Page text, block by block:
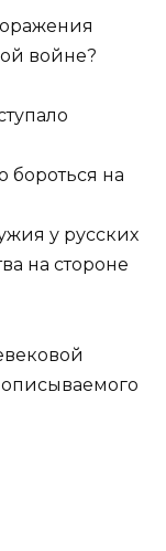
войне?
бороться на
у русских
на стороне
описываемого